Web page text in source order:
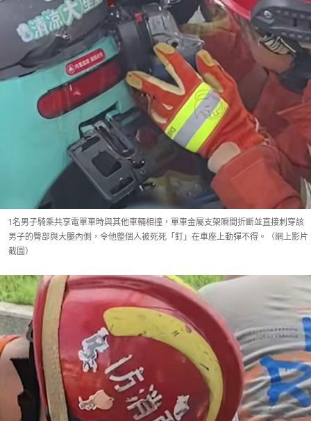
1名男子騎乘共享電單車時與其他車輛相撞，單車金屬支架瞬間折斷並直接刺穿該
男子的臀部與大腿內側，令他整個人被死死「釘」在車座上動彈不得。（網上影片
截圖）